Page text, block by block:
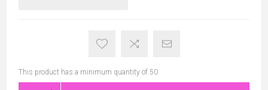
This product has a minimum quantity of 50